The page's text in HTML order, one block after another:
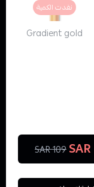
نفدت الكمية
Gradient gold
109 SAR